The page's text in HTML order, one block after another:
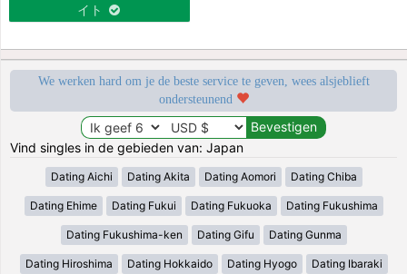
イト
We werken hard om je de beste service te geven, wees alsjeblieft
ondersteunend
Vind singles in de gebieden van: Japan
Dating Aichi Dating Akita Dating Aomori Dating Chiba
Dating Ehime Dating Fukui Dating Fukuoka Dating Fukushima
Dating Fukushima-ken Dating Gifu Dating Gunma
Dating Hiroshima Dating Hokkaido Dating Hyogo Dating Ibaraki